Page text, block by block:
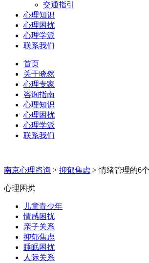
交通指引
心理知识
心理困扰
心理学派
联系我们
首页
关于晓然
心理专家
咨询指南
心理知识
心理困扰
心理学派
联系我们
南京心理咨询 > 抑郁焦虑 >情绪管理的6
心理困扰
儿童青少年
情感困扰
亲子关系
抑郁焦虑
睡眠困扰
人际关系